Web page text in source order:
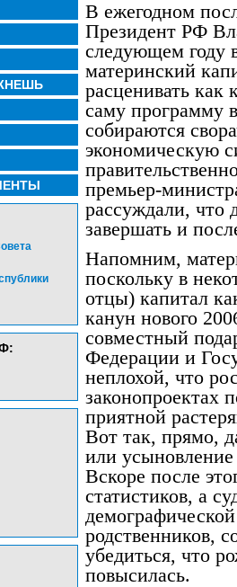
В ежегодном
Президент РФ
следующем году
материнский
расценивать как
саму программу
собираются
экономическую
премьер-
рассуждали, что
завершать и
Напомним,
поскольку в
отцы) капитал
канун нового
совместный
Федерации и
неплохой, что
законопроектах
приятной
Вот так, прямо,
или
Вскоре после
статистиков, а
родственников,
убедиться, что
повысилась.